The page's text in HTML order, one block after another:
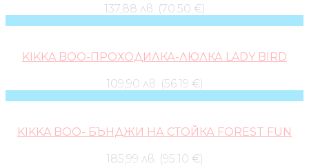
137,88 лв. (70.50 €)
KIKKA BOO-ПРОХОДИЛКА-ЛЮЛКА LADY BIRD
109,90 лв. (56.19 €)
KIKKA BOO- БЪНДЖИ НА СТОЙКА FOREST FUN
185,99 лв. (95.10 €)